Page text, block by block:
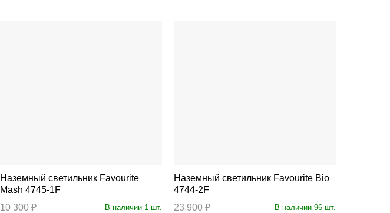
Наземный светильник Favourite
Mash 4745-1F
10 300 ₽
В наличии 1 шт.
Наземный светильник Favourite Bio
4744-2F
23 900 ₽
В наличии 96 шт.